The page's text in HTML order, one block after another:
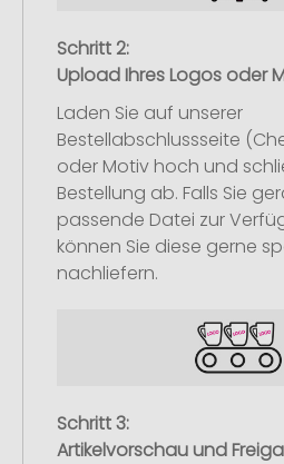
Schritt 2:
Upload Ihres Logos oder
Laden Sie auf unserer
Bestellabschlussseite
oder Motiv hoch und
Bestellung ab. Falls Sie
passende Datei zur
können Sie diese gerne
nachliefern.
Schritt 3:
Artikelvorschau und